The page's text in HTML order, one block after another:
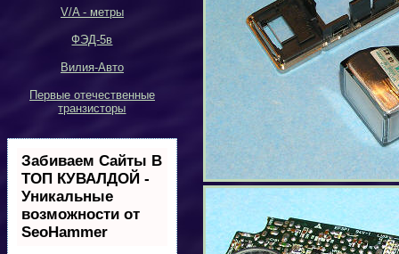
V/A - метры
ФЭД-5в
Вилия-Авто
Первые отечественные
транзисторы
Забиваем Сайты В
ТОП КУВАЛДОЙ -
Уникальные
возможности от
SeoHammer